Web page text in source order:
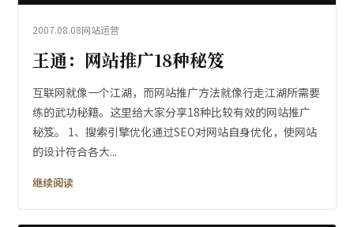
2007.08.08网站运营
王通：网站推广18种秘笈
互联网就像一个江湖，而网站推广方法就像行走江湖所需要
练的武功秘籍。这里给大家分享18种比较有效的网站推广
秘笈。 1、搜索引擎优化通过SEO对网站自身优化，使网站
的设计符合各大...
继续阅读